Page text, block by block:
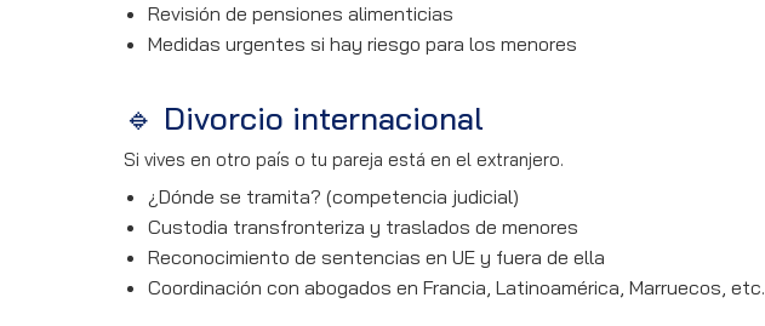
Revisión de pensiones alimenticias
Medidas urgentes si hay riesgo para los menores
🔹 Divorcio internacional
Si vives en otro país o tu pareja está en el extranjero.
¿Dónde se tramita? (competencia judicial)
Custodia transfronteriza y traslados de menores
Reconocimiento de sentencias en UE y fuera de ella
Coordinación con abogados en Francia, Latinoamérica, Marruecos, etc.